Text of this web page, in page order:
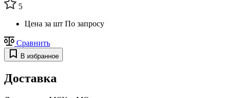
5
Цена за шт По запросу
Сравнить
В избранное
Доставка